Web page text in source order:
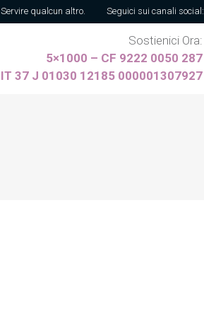
qualcun altro. Seguici sui canali social:
Sostienici Ora:
5×1000 – CF 9222 0050 287
IT 37 J 01030 12185 000001307927